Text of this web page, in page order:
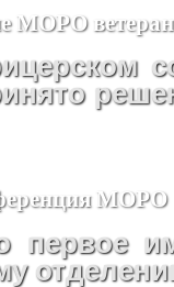
МОРО
МОРО
первое